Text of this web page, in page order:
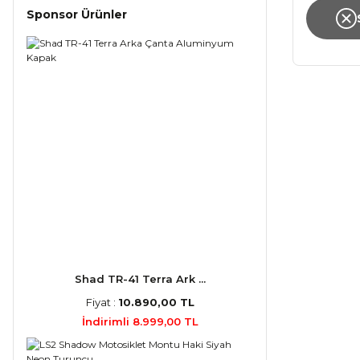
Sponsor Ürünler
Shad TR-41 Terra Ark ...
Fiyat : 10.890,00 TL
İndirimli 8.999,00 TL